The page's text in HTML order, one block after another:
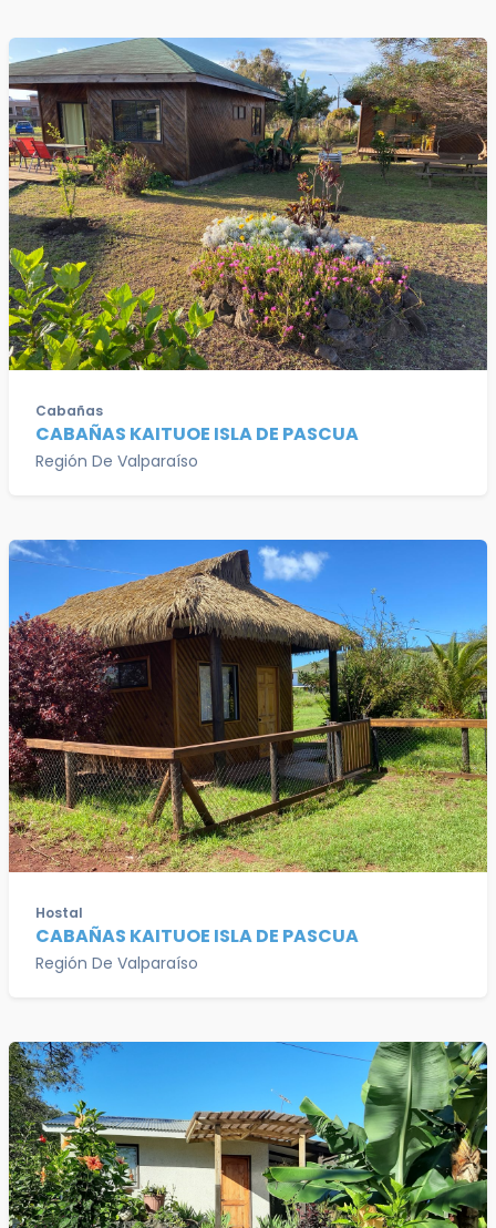
Cabañas
CABAÑAS KAITUOE ISLA DE PASCUA
Región De Valparaíso
Hostal
CABAÑAS KAITUOE ISLA DE PASCUA
Región De Valparaíso